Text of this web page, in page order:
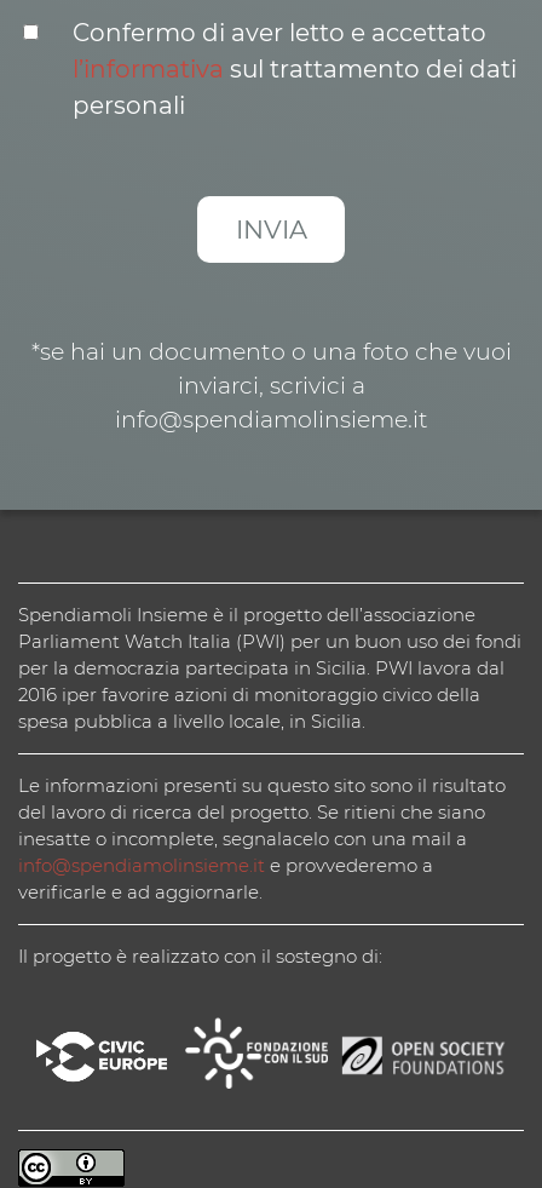
Confermo di aver letto e accettato
l’informativa sul trattamento dei dati
personali
*se hai un documento o una foto che vuoi
inviarci, scrivici a
info@spendiamolinsieme.it
Spendiamoli Insieme è il progetto dell’associazione
Parliament Watch Italia (PWI) per un buon uso dei fondi
per la democrazia partecipata in Sicilia. PWI lavora dal
2016 iper favorire azioni di monitoraggio civico della
spesa pubblica a livello locale, in Sicilia.
Le informazioni presenti su questo sito sono il risultato
del lavoro di ricerca del progetto. Se ritieni che siano
inesatte o incomplete, segnalacelo con una mail a
info@spendiamolinsieme.it e provvederemo a
verificarle e ad aggiornarle.
Il progetto è realizzato con il sostegno di: